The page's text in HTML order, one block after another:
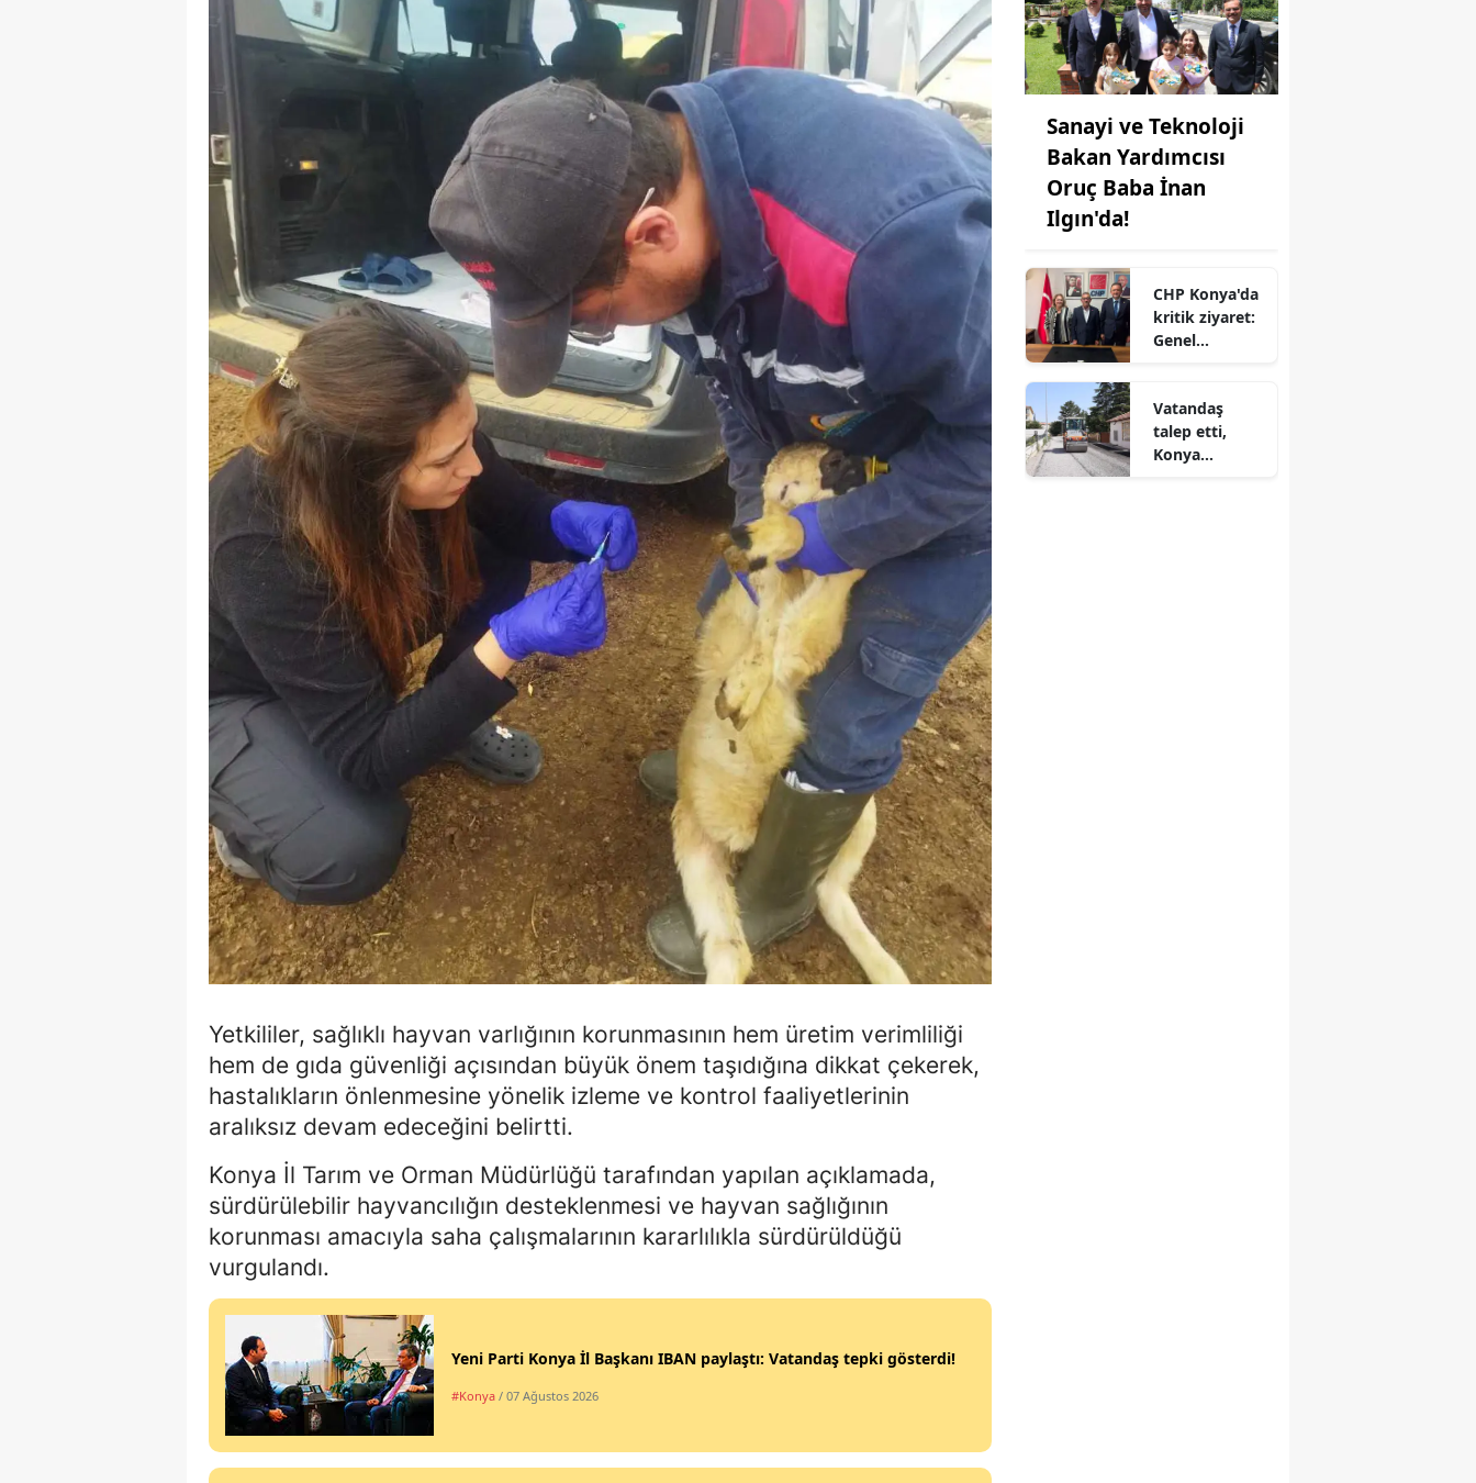
Kars
Kırklareli
Kırşehir
Kocaeli
Kütahya
Malatya
Manisa
Kahramanmaraş
Mardin
Muğla
Muş
Nevşehir
Niğde
Ordu
Sakarya
Samsun
Siirt
Sivas
Tekirdağ
Trabzon
Tunceli
Zonguldak
Yetkililer, sağlıklı hayvan varlığının korunmasının hem üretim verimliliği
hem de gıda güvenliği açısından büyük önem taşıdığına dikkat çekerek,
hastalıkların önlenmesine yönelik izleme ve kontrol faaliyetlerinin
aralıksız devam edeceğini belirtti.
Konya İl Tarım ve Orman Müdürlüğü tarafından yapılan açıklamada,
sürdürülebilir hayvancılığın desteklenmesi ve hayvan sağlığının
korunması amacıyla saha çalışmalarının kararlılıkla sürdürüldüğü
vurgulandı.
Yeni Parti Konya İl Başkanı IBAN paylaştı: Vatandaş tepki gösterdi!
#Konya / 07 Ağustos 2026
Sanayi ve Teknoloji
Bakan Yardımcısı
Oruç Baba İnan
Ilgın'da!
CHP Konya'da
kritik ziyaret:
Genel
çıkarma
Vatandaş
talep etti,
Konya